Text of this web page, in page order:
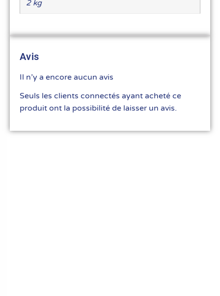
2 kg
Avis
Il n’y a encore aucun avis
Seuls les clients connectés ayant acheté ce
produit ont la possibilité de laisser un avis.